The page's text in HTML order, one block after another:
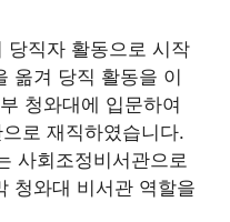
당직자 활동으로 시작
옮겨 당직 활동을 이
청와대에 입문하여
로 재직하였습니다.
사회조정비서관으로
청와대 비서관 역할을